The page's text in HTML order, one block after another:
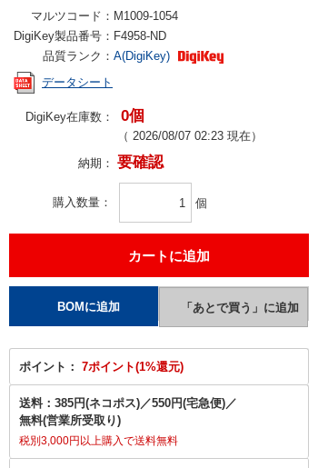
マルツコード： M1009-1054
DigiKey製品番号： F4958-ND
品質ランク： A(DigiKey)
データシート
DigiKey在庫数： 0個
（ 2026/08/07 02:23 現在）
納期： 要確認
購入数量 個
ポイント： 7ポイント(1%還元)
送料： 385円(ネコポス)／550円(宅急便)／
無料(営業所受取り)
税別3,000円以上購入で送料無料